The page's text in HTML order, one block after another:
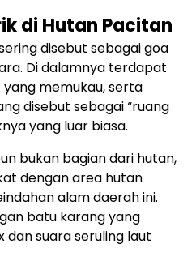
di Hutan Pacitan
disebut sebagai goa
Di dalamnya terdapat
memukau, serta
disebut sebagai “ruang
yang luar biasa.
bukan bagian dari hutan,
dengan area hutan
alam daerah ini.
batu karang yang
suara seruling laut